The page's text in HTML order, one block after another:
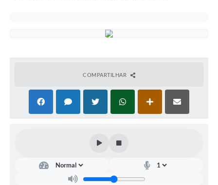
COMPARTILHAR